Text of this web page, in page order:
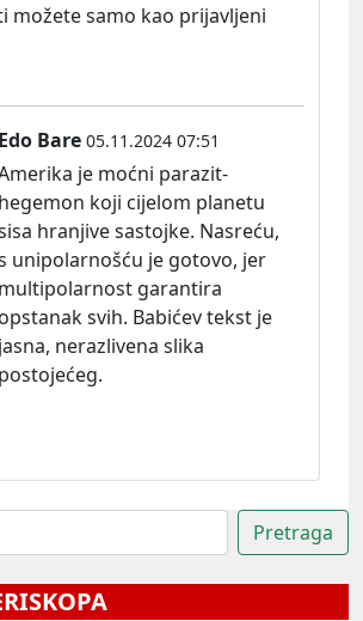
možete samo kao prijavljeni
Edo Bare 05.11.2024 07:51
je moćni parazit-
hegemon koji cijelom planetu
hranjive sastojke. Nasreću,
unipolarnošću je gotovo, jer
multipolarnost garantira
opstanak svih. Babićev tekst je
jasna, nerazlivena slika
postojećeg.